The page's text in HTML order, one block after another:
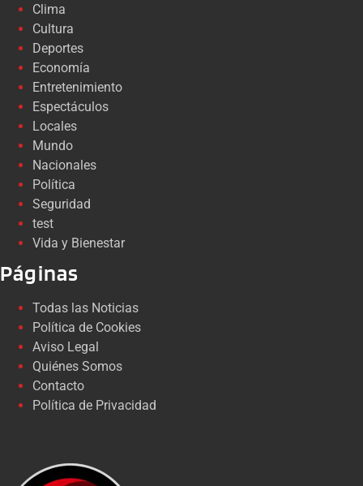
Clima
Cultura
Deportes
Economía
Entretenimiento
Espectáculos
Locales
Mundo
Nacionales
Política
Seguridad
test
Vida y Bienestar
Páginas
Todas las Noticias
Política de Cookies
Aviso Legal
Quiénes Somos
Contacto
Política de Privacidad